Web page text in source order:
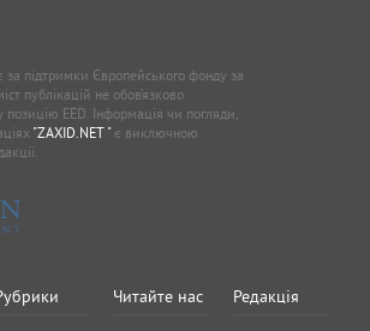
підтримки Європейського фонду за
публікацій не обов’язково
позицію EED. Інформація чи погляди,
"ZAXID.NET "є виключною
Читайте нас Редакція